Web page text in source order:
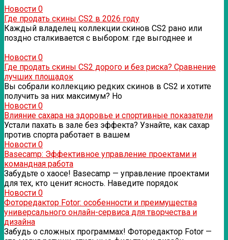
Новости 0
Где продать скины CS2 в 2026 году
Каждый владелец коллекции скинов CS2 рано или
поздно сталкивается с выбором: где выгоднее и
Новости 0
Где продать скины CS2 дорого и без риска? Сравнение
лучших площадок
Вы собрали коллекцию редких скинов в CS2 и хотите
получить за них максимум? Но
Новости 0
Влияние сахара на здоровье и спортивные показатели
Устали пахать в зале без эффекта? Узнайте, как сахар
против спорта работает в вашем
Новости 0
Basecamp: Эффективное управление проектами и
командная работа
Забудьте о хаосе! Basecamp — управление проектами
для тех, кто ценит ясность. Наведите порядок
Новости 0
Фоторедактор Fotor: особенности и преимущества
универсального онлайн-сервиса для творчества и
дизайна
Забудь о сложных программах! Фоторедактор Fotor —